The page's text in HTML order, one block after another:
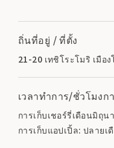
ถิ่นที่อยู่ / ที่ตั้ง
21-20 เทชิโระโมริ เมือ
เวลาทำการ/ชั่วโมงก
การเก็บเชอร์รี่เดือนมิถุน
การเก็บแอปเปิ้ล: ปลาย